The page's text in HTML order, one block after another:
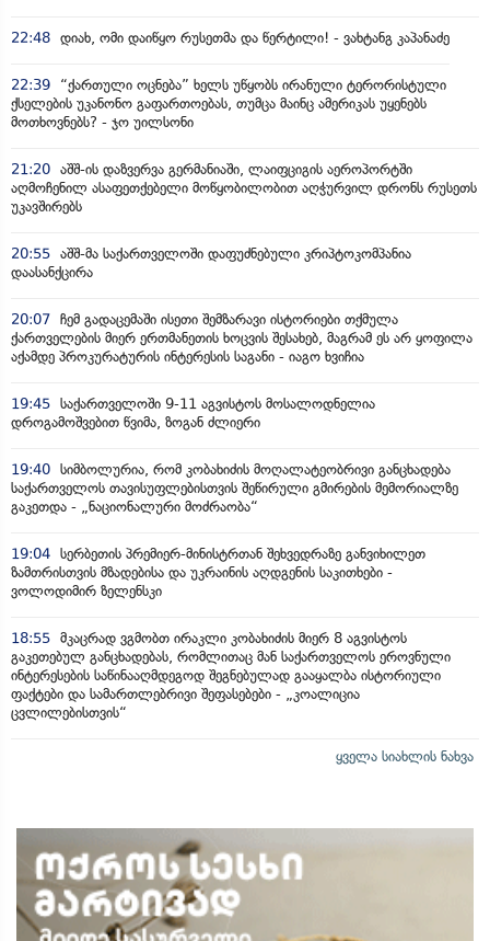
22:48 დიახ, ომი დაიწყო რუსეთმა და წერტილი! - ვახტანგ კაპანაძე
22:39
“ქართული ოცნება” ხელს უწყობს ირანული ტერორისტული
ქსელების უკანონო გაფართოებას, თუმცა მაინც ამერიკას უყენებს
მოთხოვნებს? - ჯო უილსონი
21:20 აშშ-ის დაზვერვა გერმანიაში, ლაიფციგის აეროპორტში
აღმოჩენილ ასაფეთქებელი მოწყობილობით აღჭურვილ დრონს რუსეთს
უკავშირებს
20:55 აშშ-მა საქართველოში დაფუძნებული კრიპტოკომპანია
დაასანქცირა
20:07 ჩემ გადაცემაში ისეთი შემზარავი ისტორიები თქმულა
ქართველების მიერ ერთმანეთის ხოცვის შესახებ, მაგრამ ეს არ ყოფილა
აქამდე პროკურატურის ინტერესის საგანი - იაგო ხვიჩია
19:45 საქართველოში 9-11 აგვისტოს მოსალოდნელია
დროგამოშვებით წვიმა, ზოგან ძლიერი
19:40 სიმბოლურია, რომ კობახიძის მოღალატეობრივი განცხადება
საქართველოს თავისუფლებისთვის შეწირული გმირების მემორიალზე
გაკეთდა - „ნაციონალური მოძრაობა“
19:04 სერბეთის პრემიერ-მინისტრთან შეხვედრაზე განვიხილეთ
ზამთრისთვის მზადებისა და უკრაინის აღდგენის საკითხები -
ვოლოდიმირ ზელენსკი
18:55 მკაცრად ვგმობთ ირაკლი კობახიძის მიერ 8 აგვისტოს
გაკეთებულ განცხადებას, რომლითაც მან საქართველოს ეროვნული
ინტერესების საწინააღმდეგოდ შეგნებულად გააყალბა ისტორიული
ფაქტები და სამართლებრივი შეფასებები - „კოალიცია
ცვლილებისთვის“
ყველა სიახლის ნახვა